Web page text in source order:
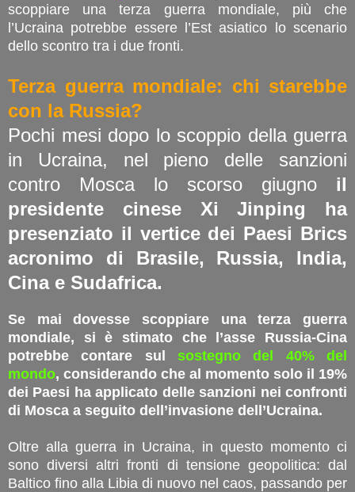
scoppiare una terza guerra mondiale, più che
l’Ucraina potrebbe essere l’Est asiatico lo scenario
dello scontro tra i due fronti.
Terza guerra mondiale: chi starebbe
con la Russia?
Pochi mesi dopo lo scoppio della guerra
in Ucraina, nel pieno delle sanzioni
contro Mosca lo scorso giugno il
presidente cinese Xi Jinping ha
presenziato il vertice dei Paesi Brics
acronimo di Brasile, Russia, India,
Cina e Sudafrica.
Se mai dovesse scoppiare una terza guerra
mondiale, si è stimato che l’asse Russia-Cina
potrebbe contare sul sostegno del 40% del
mondo, considerando che al momento solo il 19%
dei Paesi ha applicato delle sanzioni nei confronti
di Mosca a seguito dell’invasione dell’Ucraina.
Oltre alla guerra in Ucraina, in questo momento ci
sono diversi altri fronti di tensione geopolitica: dal
Baltico fino alla Libia di nuovo nel caos, passando per